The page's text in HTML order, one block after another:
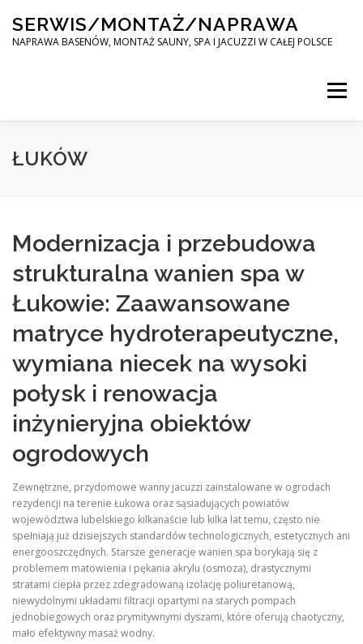
content
SERWIS/MONTAŻ/NAPRAWA
NAPRAWA BASENÓW, MONTAŻ SAUNY, SPA I JACUZZI W CAŁEJ POLSCE
Menu
SPA SERWIS
KONTAKT
ŁUKÓW
Modernizacja i przebudowa
strukturalna wanien spa w
Łukowie: Zaawansowane
matryce hydroterapeutyczne,
wymiana niecek na wysoki
połysk i renowacja
inżynieryjna obiektów
ogrodowych
Zewnętrzne, przydomowe wanny jacuzzi zainstalowane w ogrodach
rezydencji na terenie Łukowa oraz sąsiadujących powiatów
województwa lubelskiego kilkanaście lub kilka lat temu, często nie
spełniają już dzisiejszych standardów technologicznych, estetycznych ani
energooszczędnych. Starsze generacje wanien spa borykają się z
problemem matowienia i pękania akrylu (osmoza), drastycznymi
stratami ciepła przez zdegradowaną izolację poliuretanową,
niewydolnymi układami filtracji opartymi na starych pompach
jednobiegowych oraz prymitywnymi dyszami, które oferują chaotyczny,
mało efektywny masaż wodny.